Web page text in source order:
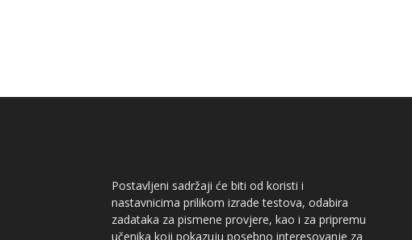
Postavljeni sadržaji će biti od koristi i
nastavnicima prilikom izrade testova, odabira
zadataka za pismene provjere, kao i za pripremu
učenika koji pokazuju posebno interesovanje za